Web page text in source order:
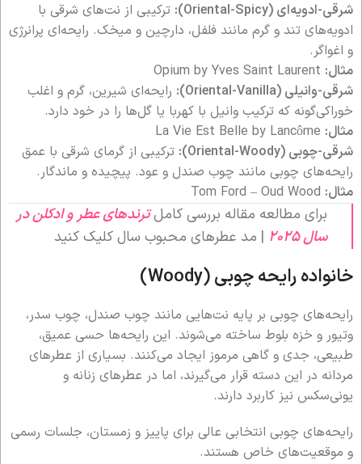
شرقی-ادویه‌ای (Oriental-Spicy):
ترکیبی از نت‌های شرقی با
ادویه‌های تند و گرم مانند فلفل، دارچین و میخک. رایحه‌ای پرانرژی
و اغواگر.
مثال:
شرقی-وانیلی (Oriental-Vanilla):
رایحه‌ای شیرین، گرم و اغلب
خوراکی‌گونه که ترکیب وانیل با کهربا یا گل‌ها را در خود دارد.
مثال:
شرقی-چوبی (Oriental-Woody):
ترکیبی از گرمای شرقی با عمق
رایحه‌های چوبی مانند چوب صندل و عود. پیچیده و ماندگار.
مثال:
برای مطالعه مقاله بررسی کاملترندهای عطر و ادکلن در
سال 2025
| مد عطرهای محبوب سال کلیک کنید
خانواده رایحه چوبی (Woody)
رایحه‌های چوبی بر پایه نت‌هایی مانند چوب صندل، چوب سدر،
وتیور و خزه بلوط ساخته می‌شوند. این رایحه‌ها حسی عمیق،
طبیعی، جدی و گاهی مرموز ایجاد می‌کنند. بسیاری از عطرهای
مردانه در این دسته قرار می‌گیرند، اما در عطرهای زنانه و
یونی‌سکس نیز کاربرد دارند.
رایحه‌های چوبی انتخابی عالی برای پاییز و زمستان، جلسات رسمی
و موقعیت‌های خاص هستند.